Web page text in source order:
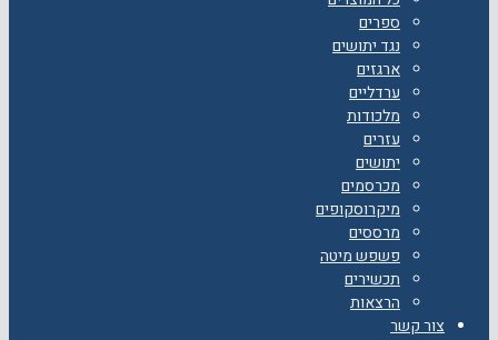
ספרים
נגד יתושים
ארגזים
ערדליים
מלכודות
עזרים
יתושים
מכרסמים
מיקרוסקופים
מרססים
פשפש מיטה
תכשירים
הרצאות
צור קשר